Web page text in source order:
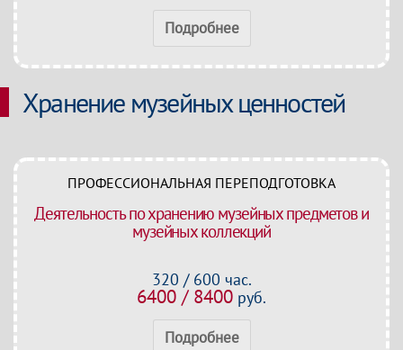
Подробнее
Хранение музейных ценностей
ПРОФЕССИОНАЛЬНАЯ ПЕРЕПОДГОТОВКА
Деятельность по хранению музейных предметов и
музейных коллекций
320 / 600 час.
6400 / 8400 руб.
Подробнее